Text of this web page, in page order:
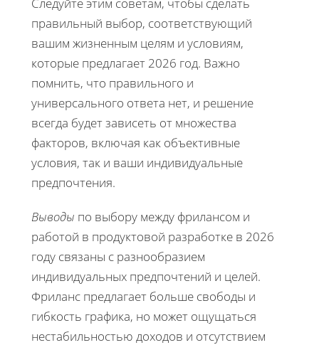
правильный выбор, соответствующий
вашим жизненным целям и условиям,
которые предлагает 2026 год. Важно
помнить, что правильного и
универсального ответа нет, и решение
всегда будет зависеть от множества
факторов, включая как объективные
условия, так и ваши индивидуальные
предпочтения.
Выводы по выбору между фрилансом и
работой в продуктовой разработке в 2026
году связаны с разнообразием
индивидуальных предпочтений и целей.
Фриланс предлагает больше свободы и
гибкость графика, но может ощущаться
нестабильностью доходов и отсутствием